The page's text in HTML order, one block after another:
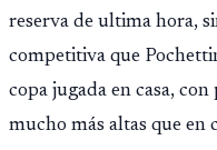
reserva de ultima hora,
competitiva que
copa jugada en casa,
mucho más altas que en